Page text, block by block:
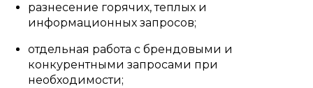
разнесение горячих, теплых и
информационных запросов;
отдельная работа с брендовыми и
конкурентными запросами при
необходимости;